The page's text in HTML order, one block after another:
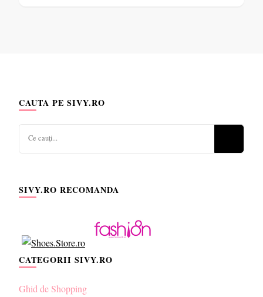
CAUTA PE SIVY.RO
SIVY.RO RECOMANDA
CATEGORII SIVY.RO
Ghid de Shopping